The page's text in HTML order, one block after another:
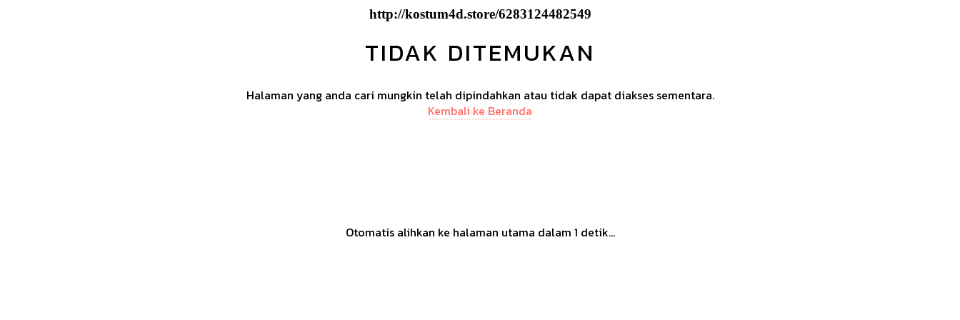
http://kostum4d.store/6283124482549
TIDAK DITEMUKAN
Halaman yang anda cari mungkin telah dipindahkan atau tidak dapat diakses sementara.
Kembali ke Beranda
Otomatis alihkan ke halaman utama dalam 1 detik...